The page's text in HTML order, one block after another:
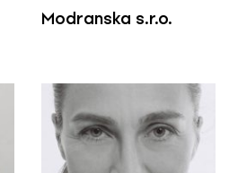
Modranska s.r.o.